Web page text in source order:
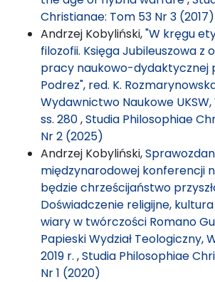
Christianae: Tom 53 Nr 3 (2017)
Andrzej Kobyliński,"W kręgu
filozofii. Księga Jubileuszowa z
pracy naukowo-dydaktycznej
Podrez", red. K.
Wydawnictwo Naukowe
ss. 280,Studia Philosophiae
Nr 2 (2025)
Andrzej Kobyliński,
międzynarodowej konferencji
będzie chrześcijaństwo
Doświadczenie religijne,
wiary w twórczości Romano
Papieski Wydział Teologiczny,
2019 r. ,Studia Philosophiae
Nr 1 (2020)